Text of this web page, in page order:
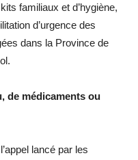
familiaux et d’hygiène,
d’urgence des
dans la Province de
de médicaments ou
lancé par les